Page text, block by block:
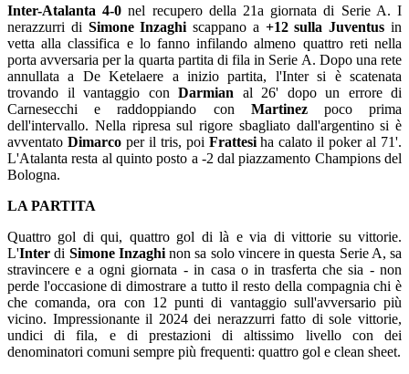
Inter-Atalanta 4-0 nel recupero della 21a giornata di Serie A. I
nerazzurri di Simone Inzaghi scappano a +12 sulla Juventus in
vetta alla classifica e lo fanno infilando almeno quattro reti nella
porta avversaria per la quarta partita di fila in Serie A. Dopo una rete
annullata a De Ketelaere a inizio partita, l'Inter si è scatenata
trovando il vantaggio con Darmian al 26' dopo un errore di
Carnesecchi e raddoppiando con Martinez poco prima
dell'intervallo. Nella ripresa sul rigore sbagliato dall'argentino si è
avventato Dimarco per il tris, poi Frattesiha calato il poker al 71'.
L'Atalanta resta al quinto posto a -2 dal piazzamento Champions del
Bologna.
LA PARTITA
Quattro gol di qui, quattro gol di là e via di vittorie su vittorie.
L'Inter di Simone Inzaghinon sa solo vincere in questa Serie A, sa
stravincere e a ogni giornata - in casa o in trasferta che sia - non
perde l'occasione di dimostrare a tutto il resto della compagnia chi è
che comanda, ora con 12 punti di vantaggio sull'avversario più
vicino. Impressionante il 2024 dei nerazzurri fatto di sole vittorie,
undici di fila, e di prestazioni di altissimo livello con dei
denominatori comuni sempre più frequenti: quattro gol e clean sheet.